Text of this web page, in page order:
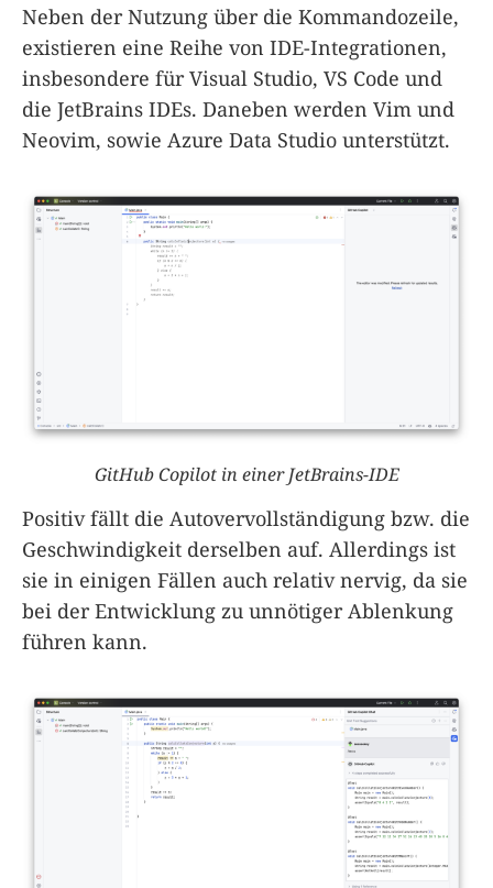
Neben der Nutzung über die Kommandozeile,
existieren eine Reihe von IDE-Integrationen,
insbesondere für Visual Studio, VS Code und
die JetBrains IDEs. Daneben werden Vim und
Neovim, sowie Azure Data Studio unterstützt.
GitHub Copilot in einer JetBrains-IDE
Positiv fällt die Autovervollständigung bzw. die
Geschwindigkeit derselben auf. Allerdings ist
sie in einigen Fällen auch relativ nervig, da sie
bei der Entwicklung zu unnötiger Ablenkung
führen kann.